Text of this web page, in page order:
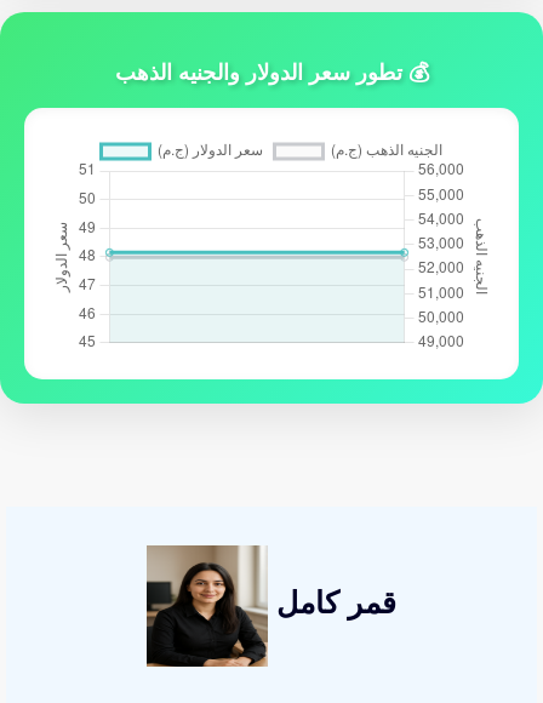
💰 تطور سعر الدولار والجنيه الذهب
قمر كامل